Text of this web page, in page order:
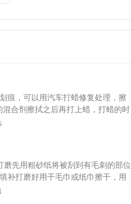
痕，可以用汽车打蜡修复处理，擦
合剂擦拭之后再打上蜡，打蜡的时
抹在划痕上，然后再慢慢擦拭，牙
点上即可；4、准备一张砂纸，先
将划痕处打磨平整，磨平的时候要
先用粗砂纸将被刮到有毛刺的部位
补打磨好用干毛巾或纸巾擦干，用
用。4打蜡喷漆抛光打蜡。